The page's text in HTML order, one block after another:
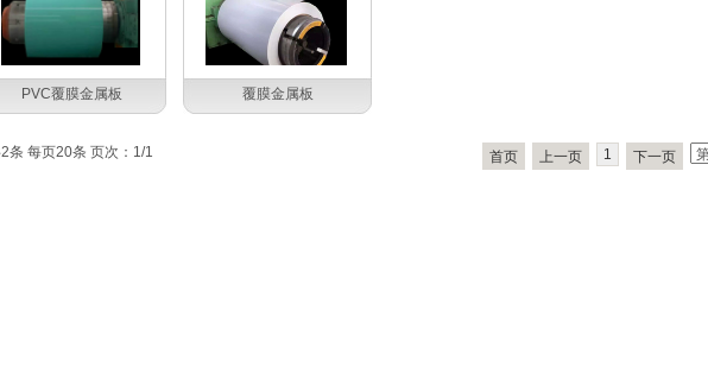
PVC覆膜金属板 覆膜金属板
条 每页20条 页次：1/1 首页 上一页 1 下一页